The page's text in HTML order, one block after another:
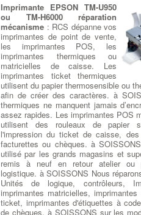
Imprimante EPSON TM-U950
ou TM-H6000 réparation
mécanisme : RCS dépanne vos
imprimantes de point de vente,
les imprimantes POS, les
imprimantes thermiques ou
matricielles de caisse. Les
imprimantes ticket thermiques
utilisent du papier thermosensible ou
afin de créer des caractères. à
thermiques ne manquent jamais
assez rapides. Les imprimantes POS
utilisent des rouleaux de papier
l'impression du ticket de caisse,
facturettes ou chèques. à
utilisé par les grands magasins et
remis à neuf en retour atelier ou
logistique. à SOISSONS Nous
Unités de logique, contrôleurs,
imprimantes matricielles,
ticket, imprimantes d'étiquettes à
de chèques, à SOISSONS sur les